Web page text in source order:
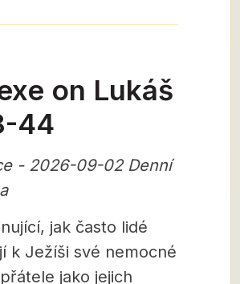
on Lukáš
44
- 2026-09-02 Denní
jak často lidé
k Ježíši své nemocné
jako jejich